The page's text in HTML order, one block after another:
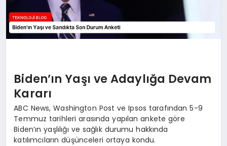
Biden’ın Yaşı ve Adaylığa Devam
Kararı
ABC News, Washington Post ve Ipsos tarafından 5-9
Temmuz tarihleri arasında yapılan ankete göre
Biden’ın yaşlılığı ve sağlık durumu hakkında
katılımcıların düşünceleri ortaya kondu.